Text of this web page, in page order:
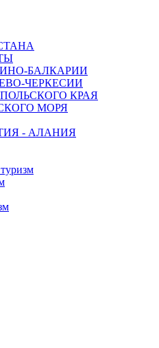
БАЛКАРИИ
ЧЕРКЕСИИ
КРАЯ
МОРЯ
- АЛАНИЯ